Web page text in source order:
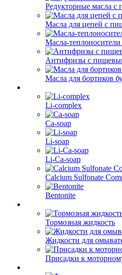
Редукторные масла
Масла для цепей с
Масла-
Антифризы с
Масла для бортиков
Li-complex
Ca-soap
Li-soap
Li-Ca-soap
Calcium Sulfonate
Bentonite
Тормозная жидкость
Жидкости для
Присадки к